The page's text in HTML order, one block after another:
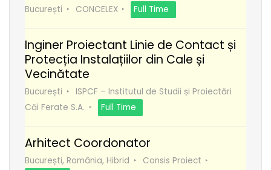
București CONCELEX Full Time
Inginer Proiectant Linie de Contact și
Protecția Instalațiilor din Cale și
Vecinătate
București
ISPCF – Institutul de Studii și Proiectări
Căi Ferate S.A.
Full Time
Arhitect Coordonator
București, România, Hibrid
Consis Proiect